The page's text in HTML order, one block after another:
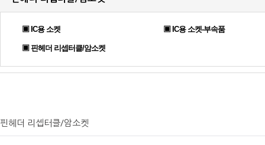
▣ IC용 소켓 ▣ IC용 소켓-부속품
▣ 핀헤더 리셉터클/암소켓
핀헤더 리셉터클/암소켓